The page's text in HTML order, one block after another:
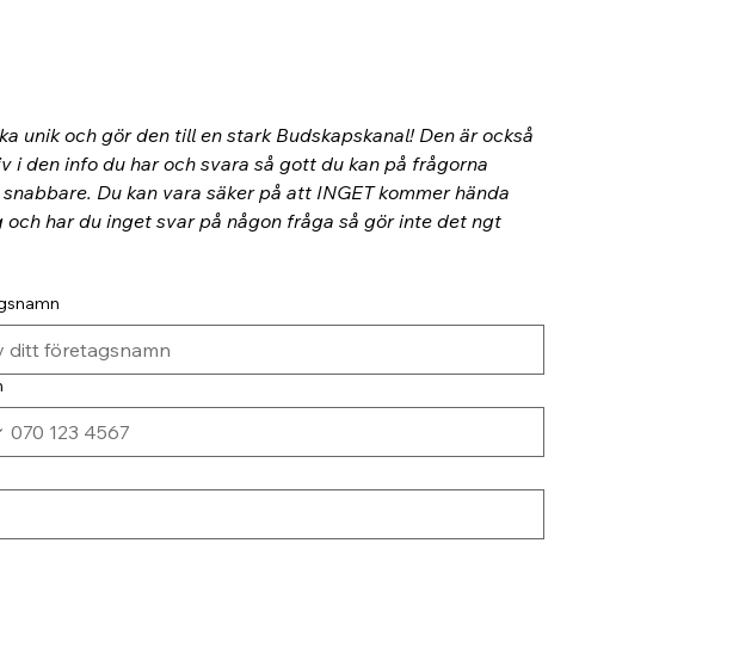
unik och gör den till en stark Budskapskanal! Den är också
i den info du har och svara så gott du kan på frågorna
Du kan vara säker på att INGET kommer hända
har du inget svar på någon fråga så gör inte det ngt